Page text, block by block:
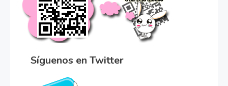
Síguenos en Twitter